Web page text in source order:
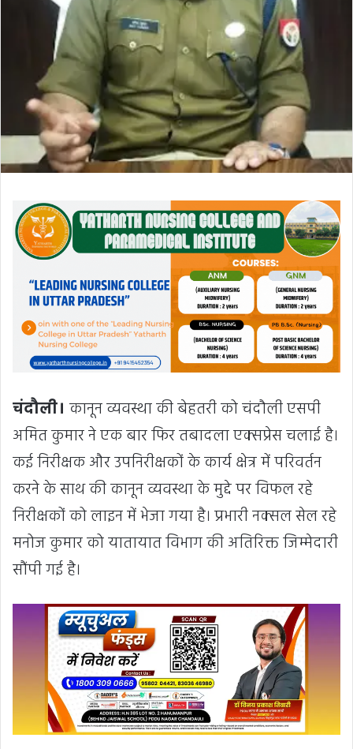
चंदौली। कानून व्यवस्था की बेहतरी को चंदौली एसपी
अमित कुमार ने एक बार फिर तबादला एक्सप्रेस चलाई है।
कई निरीक्षक और उपनिरीक्षकों के कार्य क्षेत्र में परिवर्तन
करने के साथ की कानून व्यवस्था के मुद्दे पर विफल रहे
निरीक्षकों को लाइन में भेजा गया है। प्रभारी नक्सल सेल रहे
मनोज कुमार को यातायात विभाग की अतिरिक्त जिम्मेदारी
सौंपी गई है।